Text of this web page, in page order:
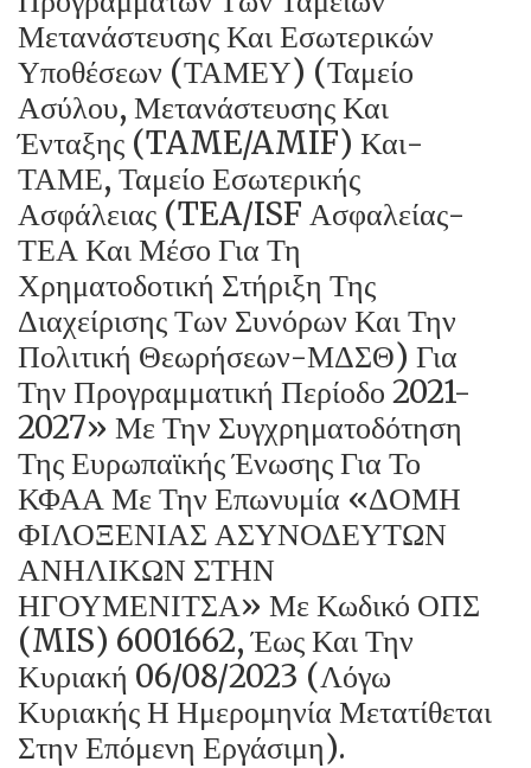
Μετανάστευσης Και Εσωτερικών
Υποθέσεων (ΤΑΜΕΥ) (Ταμείο
Ασύλου, Μετανάστευσης Και
Ένταξης (TAME/AMIF) Και-
ΤΑΜΕ, Ταμείο Εσωτερικής
Ασφάλειας (TEA/ISF Ασφαλείας-
ΤΕΑ Και Μέσο Για Τη
Χρηματοδοτική Στήριξη Της
Διαχείρισης Των Συνόρων Και Την
Πολιτική Θεωρήσεων-ΜΔΣΘ) Για
Την Προγραμματική Περίοδο 2021-
2027» Με Την Συγχρηματοδότηση
Της Ευρωπαϊκής Ένωσης Για Το
ΚΦΑΑ Με Την Επωνυμία «ΔΟΜΗ
ΦΙΛΟΞΕΝΙΑΣ ΑΣΥΝΟΔΕΥΤΩΝ
ΑΝΗΛΙΚΩΝ ΣΤΗΝ
ΗΓΟΥΜΕΝΙΤΣΑ» Με Κωδικό ΟΠΣ
(MIS) 6001662, Έως Και Την
Κυριακή 06/08/2023 (λόγω
Κυριακής Η Ημερομηνία Μετατίθεται
Στην Επόμενη Εργάσιμη).